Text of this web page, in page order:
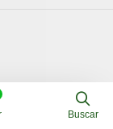
en
Buscar